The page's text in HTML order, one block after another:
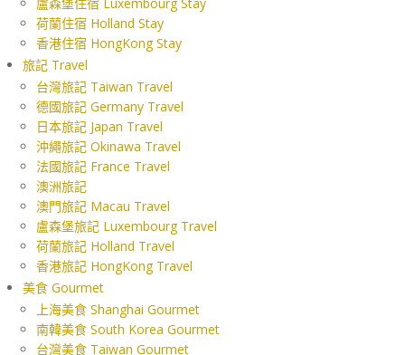
盧森堡住宿 Luxembourg Stay
荷蘭住宿 Holland Stay
香港住宿 HongKong Stay
旅記 Travel
台灣旅記 Taiwan Travel
德國旅記 Germany Travel
日本旅記 Japan Travel
沖繩旅記 Okinawa Travel
法國旅記 France Travel
澳洲旅記
澳門旅記 Macau Travel
盧森堡旅記 Luxembourg Travel
荷蘭旅記 Holland Travel
香港旅記 HongKong Travel
美食 Gourmet
上海美食 Shanghai Gourmet
南韓美食 South Korea Gourmet
台灣美食 Taiwan Gourmet